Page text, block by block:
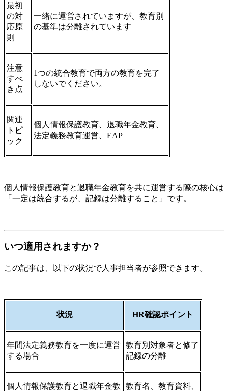
最初
の対
応原
則
一緒に運営されていますが、教育別
の基準は分離されています
注意
すべ
き点
1つの統合教育で両方の教育を完了
しないでください。
関連
トピ
ック
個人情報保護教育、退職年金教育、
法定義務教育運営、EAP
個人情報保護教育と退職年金教育を共に運営する際の核心は
「一定は統合するが、記録は分離すること」です。
いつ適用されますか？
この記事は、以下の状況で人事担当者が参照できます。
状況 HR確認ポイント
年間法定義務教育を一度に運営
する場合
教育別対象者と修了
記録の分離
個人情報保護教育と退職年金教
教育名、教育資料、